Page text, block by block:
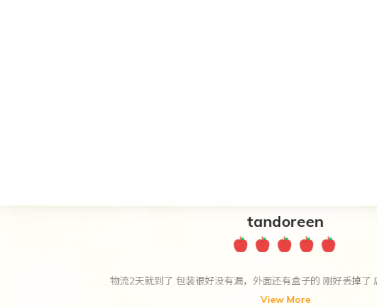
tandoreen
物流2天就到了 包装很好没有漏，外面还有盒子的 刚好丢掉了 店主很贴心小